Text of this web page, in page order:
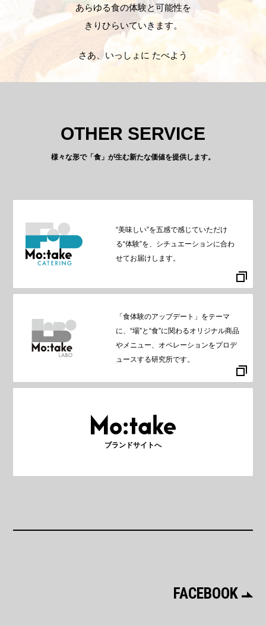
あらゆる食の体験と可能性を
きりひらいていきます。
さあ、いっしょに たべよう
OTHER SERVICE
様々な形で「食」が生む新たな価値を提供します。
“美味しい”を五感で感じていただけ
る“体験”を、シチュエーションに合わ
せてお届けします。
「食体験のアップデート」をテーマ
に、“場”と“食”に関わるオリジナル商品
やメニュー、オペレーションをプロデ
ュースする研究所です。
ブランドサイトへ
FACEBOOK